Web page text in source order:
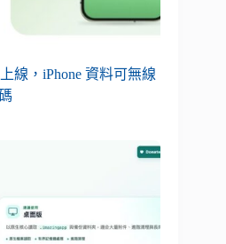
線，iPhone 資料可無線